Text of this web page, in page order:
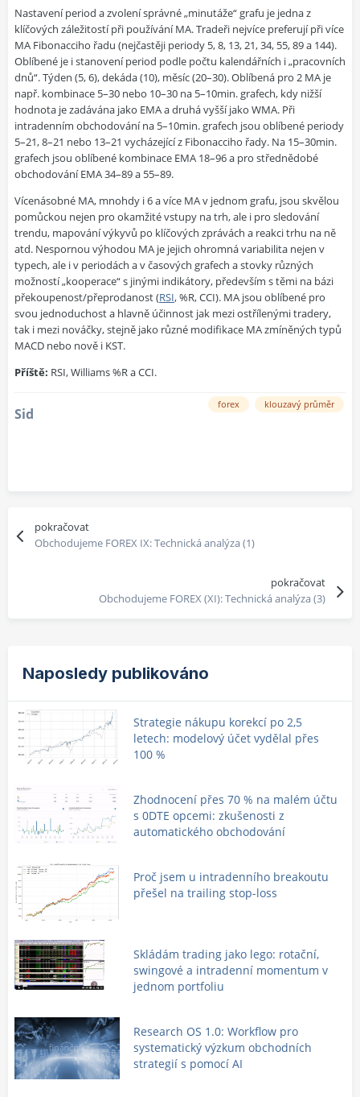
Nastavení period a zvolení správné „minutáže“ grafu je jedna z
klíčových záležitostí při používání MA. Tradeři nejvíce preferují při více
MA Fibonacciho řadu (nejčastěji periody 5, 8, 13, 21, 34, 55, 89 a 144).
Oblíbené je i stanovení period podle počtu kalendářních i „pracovních
dnů“. Týden (5, 6), dekáda (10), měsíc (20–30). Oblíbená pro 2 MA je
např. kombinace 5–30 nebo 10–30 na 5–10min. grafech, kdy nižší
hodnota je zadávána jako EMA a druhá vyšší jako WMA. Při
intradenním obchodování na 5–10min. grafech jsou oblíbené periody
5–21, 8–21 nebo 13–21 vycházející z Fibonacciho řady. Na 15–30min.
grafech jsou oblíbené kombinace EMA 18–96 a pro střednědobé
obchodování EMA 34–89 a 55–89.
Vícenásobné MA, mnohdy i 6 a více MA v jednom grafu, jsou skvělou
pomůckou nejen pro okamžité vstupy na trh, ale i pro sledování
trendu, mapování výkyvů po klíčových zprávách a reakci trhu na ně
atd. Nespornou výhodou MA je jejich ohromná variabilita nejen v
typech, ale i v periodách a v časových grafech a stovky různých
možností „kooperace“ s jinými indikátory, především s těmi na bázi
překoupenost/přeprodanost (RSI, %R, CCI). MA jsou oblíbené pro
svou jednoduchost a hlavně účinnost jak mezi ostřílenými tradery,
tak i mezi nováčky, stejně jako různé modifikace MA zmíněných typů
MACD nebo nově i KST.
Příště: RSI, Williams %R a CCI.
forex klouzavý průměr
Sid
pokračovat
Obchodujeme FOREX IX: Technická analýza (1)
pokračovat
Obchodujeme FOREX (XI): Technická analýza (3)
Naposledy publikováno
Strategie nákupu korekcí po 2,5
letech: modelový účet vydělal přes
100 %
Zhodnocení přes 70 % na malém účtu
s 0DTE opcemi: zkušenosti z
automatického obchodování
Proč jsem u intradenního breakoutu
přešel na trailing stop-loss
Skládám trading jako lego: rotační,
swingové a intradenní momentum v
jednom portfoliu
Research OS 1.0: Workflow pro
systematický výzkum obchodních
strategií s pomocí AI